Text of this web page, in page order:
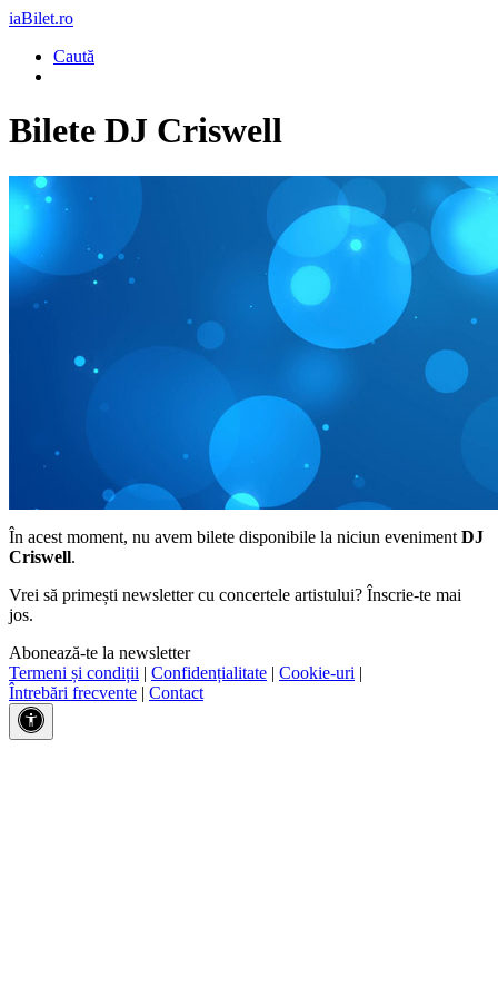
iaBilet.ro
Caută
Bilete DJ Criswell
În acest moment, nu avem bilete disponibile la niciun eveniment DJ
Criswell.
Vrei să primești newsletter cu concertele artistului? Înscrie-te mai
jos.
Abonează-te la newsletter
Termeni și condiții | Confidențialitate | Cookie-uri |
Întrebări frecvente | Contact